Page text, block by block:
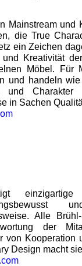
Mainstream und
die True
ein Zeichen
Kreativität
Möbel. Für
und handeln
und
in Sachen
Alle
der
von Kooperation
Design macht